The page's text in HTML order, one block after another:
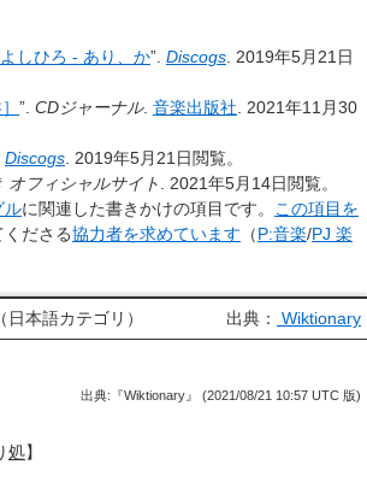
しひろ - あり、か”. Discogs. 2019年5月21日
”. CDジャーナル. 音楽出版社. 2021年11月30
Discogs. 2019年5月21日閲覧。
オフィシャルサイト. 2021年5月14日閲覧。
ルに関連した書きかけの項目 です。 この項目を
ださる協力者を求めています （P:音楽/PJ 楽
本語カテゴリ） 出典： Wiktionary
出典:『Wiktionary』 (2021/08/21 10:57 UTC 版)
処】